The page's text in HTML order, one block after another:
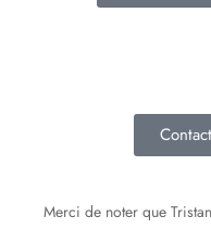
Merci de noter que